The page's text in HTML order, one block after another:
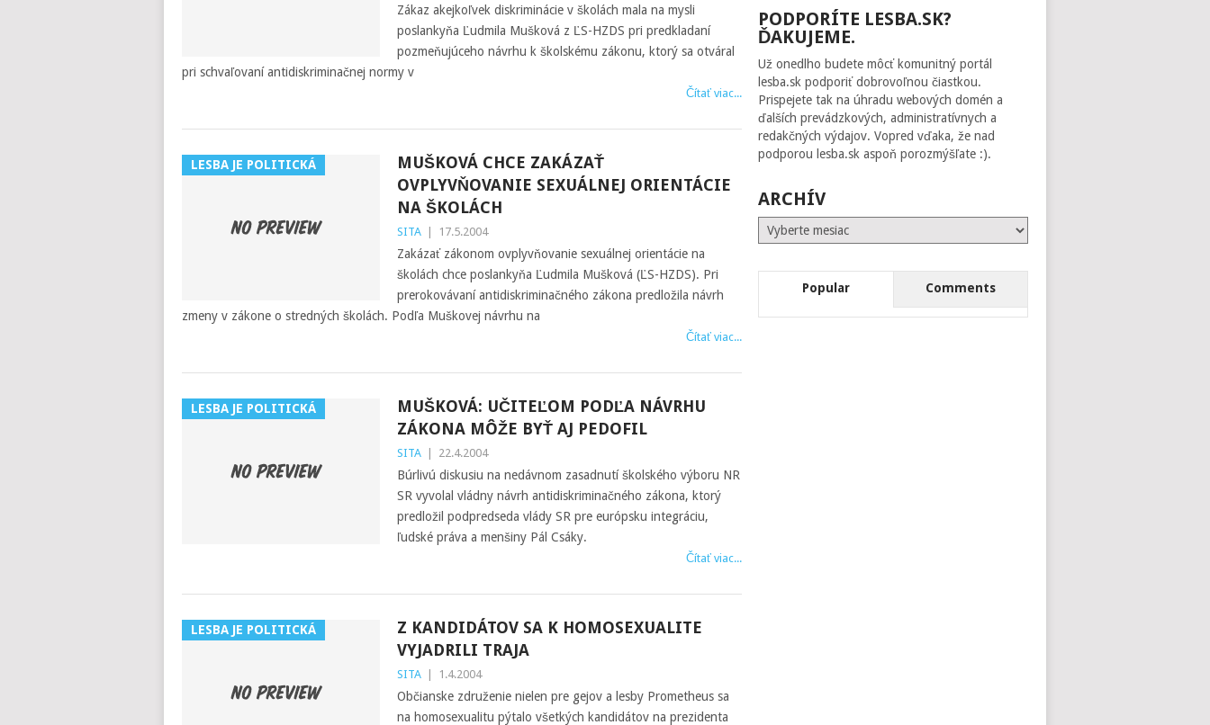
Zákaz akejkoľvek diskriminácie v školách mala na mysli
poslankyňa Ľudmila Mušková z ĽS-HZDS pri predkladaní
pozmeňujúceho návrhu k školskému zákonu, ktorý sa otváral
pri schvaľovaní antidiskriminačnej normy v
Čítať viac...
LESBA JE POLITICKÁ
MUŠKOVÁ CHCE ZAKÁZAŤ
OVPLYVŇOVANIE SEXUÁLNEJ ORIENTÁCIE
NA ŠKOLÁCH
SITA 17.5.2004
Zakázať zákonom ovplyvňovanie sexuálnej orientácie na
školách chce poslankyňa Ľudmila Mušková (ĽS-HZDS). Pri
prerokovávaní antidiskriminačného zákona predložila návrh
zmeny v zákone o stredných školách. Podľa Muškovej návrhu na
Čítať viac...
LESBA JE POLITICKÁ
MUŠKOVÁ: UČITEĽOM PODĽA NÁVRHU
ZÁKONA MÔŽE BYŤ AJ PEDOFIL
SITA 22.4.2004
Búrlivú diskusiu na nedávnom zasadnutí školského výboru NR
SR vyvolal vládny návrh antidiskriminačného zákona, ktorý
predložil podpredseda vlády SR pre európsku integráciu,
ľudské práva a menšiny Pál Csáky.
Čítať viac...
LESBA JE POLITICKÁ
Z KANDIDÁTOV SA K HOMOSEXUALITE
VYJADRILI TRAJA
SITA 1.4.2004
Občianske združenie nielen pre gejov a lesby Prometheus sa
na homosexualitu pýtalo všetkých kandidátov na prezidenta
PODPORÍTE LESBA.SK?
ĎAKUJEME.
Už onedlho budete môcť komunitný portál
lesba.sk podporiť dobrovoľnou čiastkou.
Prispejete tak na úhradu webových domén a
ďalších prevádzkových, administratívnych a
redakčných výdajov. Vopred vďaka, že nad
podporou lesba.sk aspoň porozmýšľate :).
ARCHÍV
Archív
Popular Comments